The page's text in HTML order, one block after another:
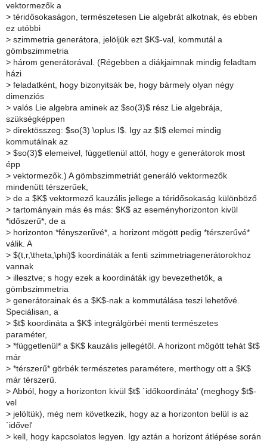
vektormezők a
> téridősokaságon, természetesen Lie algebrát alkotnak, és ebben
ez utóbbi
> szimmetria generátora, jelöljük ezt $K$-val, kommutál a
gömbszimmetria
> három generátorával. (Régebben a diákjaimnak mindig feladtam
házi
> feladatként, hogy bizonyitsák be, hogy bármely olyan négy
dimenziós
> valós Lie algebra aminek az $so(3)$ rész Lie algebrája,
szükségképpen
> direktösszeg: $so(3) \oplus I$. Igy az $I$ elemei mindig
kommutálnak az
> $so(3)$ elemeivel, függetlenül attól, hogy e generátorok most
épp
> vektormezők.) A gömbszimmetriát generáló vektormezők
mindenütt térszerűek,
> de a $K$ vektormező kauzális jellege a téridősokaság különböző
> tartományain más és más: $K$ az eseményhorizonton kivül
*időszerű*, de a
> horizonton *fényszerűvé*, a horizont mögött pedig *térszerűvé*
válik. A
> $(t,r,\theta,\phi)$ koordináták a fenti szimmetriagenerátorokhoz
vannak
> illesztve; s hogy ezek a koordináták igy bevezethetők, a
gömbszimmetria
> generátorainak és a $K$-nak a kommutálása teszi lehetővé.
Speciálisan, a
> $t$ koordináta a $K$ integrálgörbéi menti természetes
paraméter,
> *függetlenül* a $K$ kauzális jellegétől. A horizont mögött tehát $t$
már
> *térszerű* görbék természetes paramétere, merthogy ott a $K$
már térszerű.
> Abból, hogy a horizonton kivül $t$ `időkoordináta' (meghogy $t$-
vel
> jelöltük), még nem következik, hogy az a horizonton belül is az
`idővel'
> kell, hogy kapcsolatos legyen. Igy aztán a horizont átlépése során